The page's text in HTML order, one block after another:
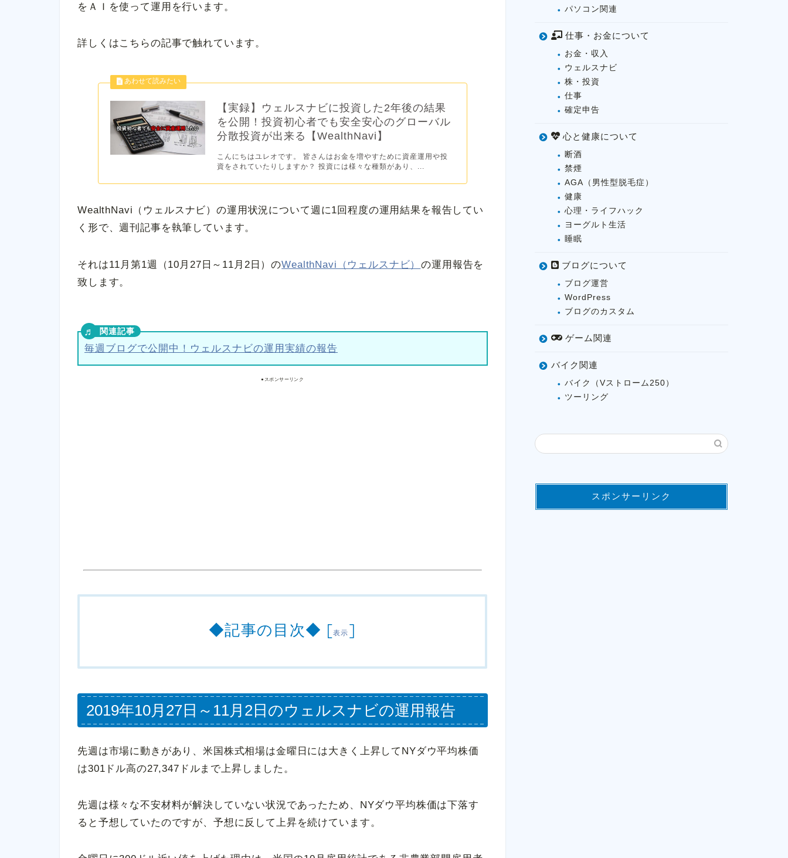
をＡＩを使って運用を行います。
詳しくはこちらの記事で触れています。
【実録】ウェルスナビに投資した2年後の結果
を公開！投資初心者でも安全安心のグローバル
分散投資が出来る【WealthNavi】
こんにちはユレオです。 皆さんはお金を増やすために資産運用や投
資をされていたりしますか？ 投資には様々な種類があり、...
WealthNavi（ウェルスナビ）の運用状況について週に1回程度の運用結果を報告してい
く形で、週刊記事を執筆しています。
それは11月第1週（10月27日～11月2日）のWealthNavi（ウェルスナビ） の運用報告を
致します。
毎週ブログで公開中！ウェルスナビの運用実績の報告
●スポンサーリンク
◆記事の目次◆ [表示 ]
2019年10月27日～11月2日のウェルスナビの運用報告
先週は市場に動きがあり、米国株式相場は金曜日には大きく上昇してNYダウ平均株価
は301ドル高の27,347ドルまで上昇しました。
先週は様々な不安材料が解決していない状況であったため、NYダウ平均株価は下落す
ると予想していたのですが、予想に反して上昇を続けています。
パソコン関連
仕事・お金について
お金・収入
ウェルスナビ
株・投資
仕事
確定申告
心と健康について
断酒
禁煙
AGA（男性型脱毛症）
健康
心理・ライフハック
ヨーグルト生活
睡眠
ブログについて
ブログ運営
WordPress
ブログのカスタム
ゲーム関連
バイク関連
バイク（Vストローム250）
ツーリング
スポンサーリンク